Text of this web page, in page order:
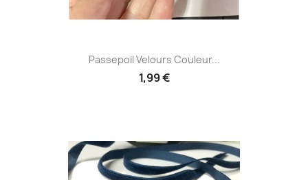
Passepoil Velours Couleur...
1,99 €